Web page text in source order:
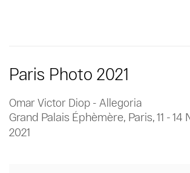
Paris Photo 2021
Omar Victor Diop - Allegoria
Grand Palais Éphèmère, Paris,11 -
2021